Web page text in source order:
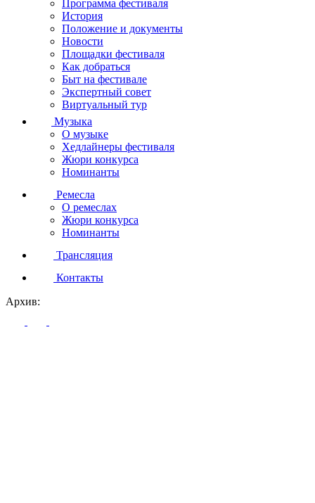
Программа фестиваля
История
Положение и документы
Новости
Площадки фестиваля
Как добраться
Быт на фестивале
Экспертный совет
Виртуальный тур
Музыка
О музыке
Хедлайнеры фестиваля
Жюри конкурса
Номинанты
Ремесла
О ремеслах
Жюри конкурса
Номинанты
Трансляция
Контакты
Архив: